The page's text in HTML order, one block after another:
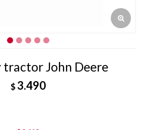
tractor John Deere
$3.490